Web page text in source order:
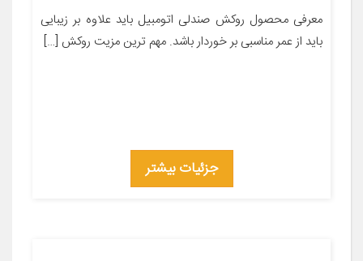
معرفی محصول روکش صندلی اتومبیل باید علاوه بر زیبایی
باید از عمر مناسبی بر خوردار باشد. مهم ترین مزیت روکش […]
جزئیات بیشتر